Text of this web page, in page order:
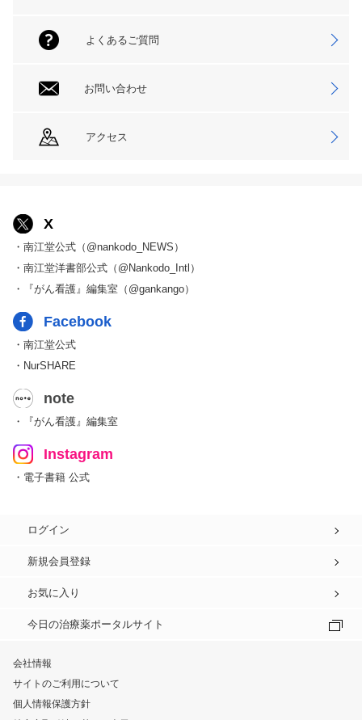
よくあるご質問
お問い合わせ
アクセス
X
・南江堂公式（@nankodo_NEWS）
・南江堂洋書部公式（@Nankodo_Intl）
・『がん看護』編集室（@gankango）
Facebook
・南江堂公式
・NurSHARE
note
・『がん看護』編集室
Instagram
・電子書籍 公式
ログイン
新規会員登録
お気に入り
今日の治療薬ポータルサイト
会社情報
サイトのご利用について
個人情報保護方針